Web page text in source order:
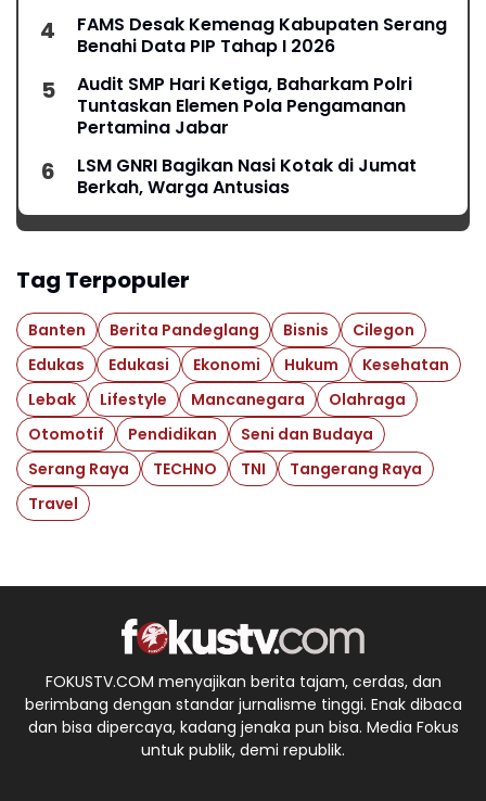
FAMS Desak Kemenag Kabupaten Serang
Benahi Data PIP Tahap I 2026
Audit SMP Hari Ketiga, Baharkam Polri
Tuntaskan Elemen Pola Pengamanan
Pertamina Jabar
LSM GNRI Bagikan Nasi Kotak di Jumat
Berkah, Warga Antusias
Tag Terpopuler
Banten Berita Pandeglang Bisnis
Cilegon
Edukas
Edukasi Ekonomi Hukum
Kesehatan
Lebak
Lifestyle Mancanegara
Olahraga
Otomotif
Pendidikan
Seni dan Budaya
Serang Raya
TECHNO TNI
Tangerang Raya
Travel
FOKUSTV.COM menyajikan berita tajam, cerdas, dan
berimbang dengan standar jurnalisme tinggi. Enak dibaca
dan bisa dipercaya, kadang jenaka pun bisa. Media Fokus
untuk publik, demi republik.